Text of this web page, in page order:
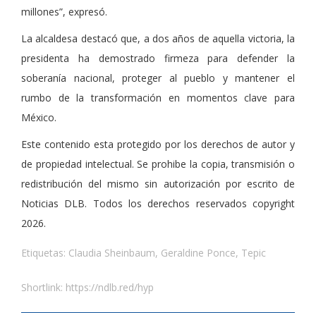
millones”, expresó.
La alcaldesa destacó que, a dos años de aquella victoria, la
presidenta ha demostrado firmeza para defender la
soberanía nacional, proteger al pueblo y mantener el
rumbo de la transformación en momentos clave para
México.
Este contenido esta protegido por los derechos de autor y
de propiedad intelectual. Se prohibe la copia, transmisión o
redistribución del mismo sin autorización por escrito de
Noticias DLB. Todos los derechos reservados copyright
2026.
Etiquetas: Claudia Sheinbaum, Geraldine Ponce, Tepic
Shortlink: https://ndlb.red/hyp